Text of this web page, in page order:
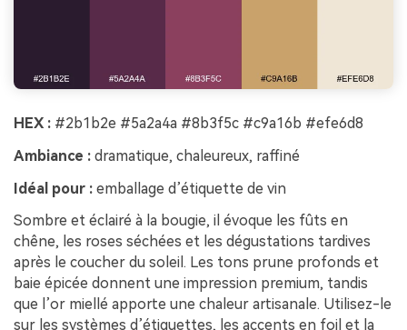
HEX : #2b1b2e #5a2a4a #8b3f5c #c9a16b #efe6d8
Ambiance : dramatique, chaleureux, raffiné
Idéal pour : emballage d’étiquette de vin
Sombre et éclairé à la bougie, il évoque les fûts en
chêne, les roses séchées et les dégustations tardives
après le coucher du soleil. Les tons prune profonds et
baie épicée donnent une impression premium, tandis
que l’or miellé apporte une chaleur artisanale. Utilisez-le
sur les systèmes d’étiquettes, les accents en foil et la